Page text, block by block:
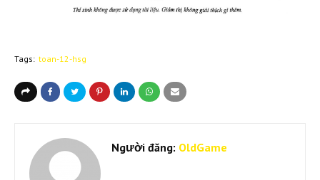
Tags: toan-12-hsg
Người đăng: OldGame